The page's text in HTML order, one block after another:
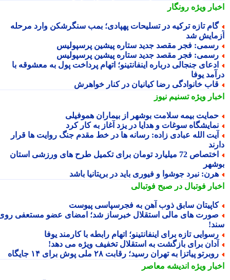
ویژهرونگار
تازه ترکیه در تسلیحات پهپادی؛ بمب سنگرشکن وارد مرحله
شد
فجر مقصد جدید ستاره پیشین پرسپولیس
فجر مقصد جدید ستاره پیشین پرسپولیس
جنجالی درباره اینفانتینو؛ اتهام پرداخت پول به معشوقه با
یوفا
خانوادگی رضا کیانیان در کنار خواهرش
ویژهتسنیم نیوز
بیمه سلامت بوشهر از بیماران هموفیلی
سوغات و هدایا در یزد آغاز به کار کرد
الله عبادی زاده: رسانه ها در خط مقدم جنگ روایت ها قرار
اختصاص 72 میلیارد تومان برای تکمیل طرح های ورزشی استان
نبرد جوشوا و فیوری باید در بریتانیا باشد
فوتبال در صبح فوتبالی
سابق ذوب آهن به فجرسپاسی پیوست
های مالی استقلال خبرساز شد؛ امضای عضو مستعفی روی
تازه برای اینفانتینو؛ اتهام رابطه با کارمند یوفا
برای بازگشت به استقلال تخفیف ویژه می دهد!
پیاتزا به تهران رسید؛ رقابت ۲۸ ملی پوش برای ۱۴ جایگاه
ویژهاندیشه معاصر